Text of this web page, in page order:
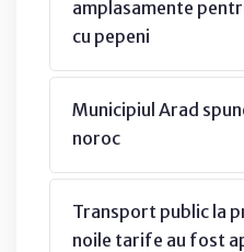
amplasamente
cu pepeni
Municipiul Arad
noroc
Transport public la
noile tarife au fost